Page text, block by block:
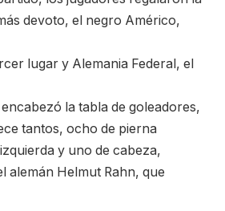
devoto, el negro Américo,
lugar y Alemania Federal, el
la tabla de goleadores,
tantos, ocho de pierna
y uno de cabeza,
alemán Helmut Rahn, que